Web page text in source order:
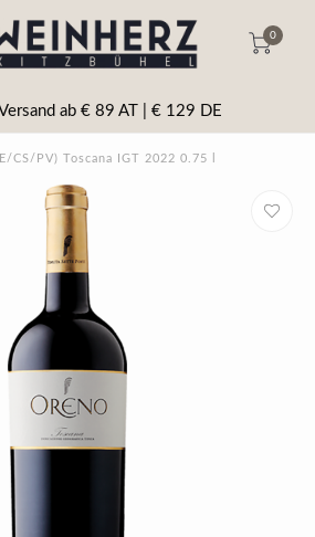
0
ab € 89 AT | € 129 DE
CS/PV) Toscana IGT 2022 0.75 l